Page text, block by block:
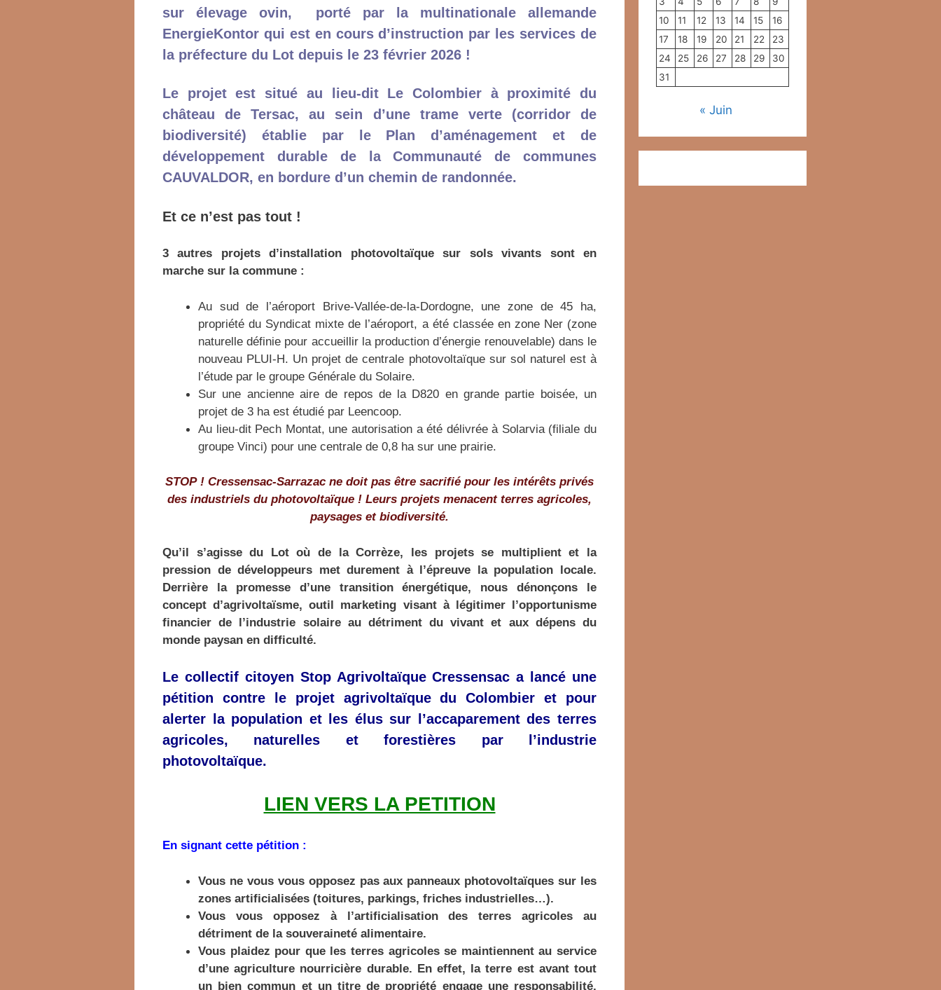
sur élevage ovin, porté par la multinationale allemande
EnergieKontor qui est en cours d’instruction par les services de
la préfecture du Lot depuis le 23 février 2026 !
Le projet est situé au lieu-dit Le Colombier à proximité du
château de Tersac,
au sein d’une trame verte
(corridor de
biodiversité)
établie par le Plan
d’aménagement et de
développement
durable de la
Communauté de communes
CAUVALDOR, en bordure d’un chemin de randonnée.
Et ce n’est pas tout !
3 autres projets d’installation photovoltaïque sur sols vivants sont en
marche sur la commune :
Au sud de l’aéroport Brive-Vallée-de-la-Dordogne, une zone de 45 ha,
propriété du Syndicat mixte de l’aéroport, a été classée en zone Ner (zone
naturelle définie pour accueillir la production d’énergie renouvelable) dans le
nouveau PLUI-H. Un projet de centrale photovoltaïque sur sol naturel est à
l’étude par le groupe Générale du Solaire.
Sur une ancienne aire de repos de la D820 en grande partie boisée, un
projet de 3 ha est étudié par Leencoop.
Au lieu-dit Pech Montat, une autorisation a été délivrée à Solarvia (filiale du
groupe Vinci) pour une centrale de 0,8 ha sur une prairie.
STOP ! Cressensac-Sarrazac ne doit pas être sacrifié pour les intérêts privés
des industriels du photovoltaïque ! Leurs projets menacent terres agricoles,
paysages et biodiversité.
Qu’il s’agisse du Lot où de la Corrèze, les projets se multiplient et la
pression de développeurs met durement à l’épreuve la population locale.
Derrière la promesse d’une transition énergétique, nous dénonçons le
concept d’agrivoltaïsme, outil marketing visant à légitimer l’opportunisme
financier de l’industrie solaire au détriment du vivant et aux dépens du
monde paysan en difficulté.
Le collectif citoyen Stop Agrivoltaïque Cressensac a lancé une
pétition contre le projet agrivoltaïque du Colombier et pour
alerter la population et les élus sur l’accaparement des terres
agricoles, naturelles et forestières par l’industrie
photovoltaïque.
LIEN VERS LA PETITION
En signant cette pétition :
Vous ne vous vous opposez pas aux panneaux photovoltaïques sur les
zones artificialisées (toitures, parkings, friches industrielles…).
Vous vous opposez à l’artificialisation des terres agricoles au
détriment de la souveraineté alimentaire.
Vous plaidez pour que les terres agricoles se maintiennent au service
d’une agriculture nourricière durable. En effet, la terre est avant tout
un bien commun et un titre de propriété engage une responsabilité,
10
11 12 13 14 15
16
17
18 19 20 21 22
23
24
25 26 27 28 29
30
31
« Juin